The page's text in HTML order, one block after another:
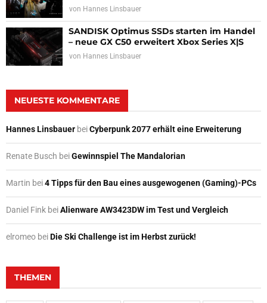
von Hannes Linsbauer
SANDISK Optimus SSDs starten im Handel
– neue GX C50 erweitert Xbox Series X|S
von Hannes Linsbauer
NEUESTE KOMMENTARE
Hannes Linsbauer beiCyberpunk 2077 erhält eine Erweiterung
Renate Busch beiGewinnspiel The Mandalorian
Martin bei4 Tipps für den Bau eines ausgewogenen (Gaming)-PCs
Daniel Fink beiAlienware AW3423DW im Test und Vergleich
elromeo beiDie Ski Challenge ist im Herbst zurück!
THEMEN